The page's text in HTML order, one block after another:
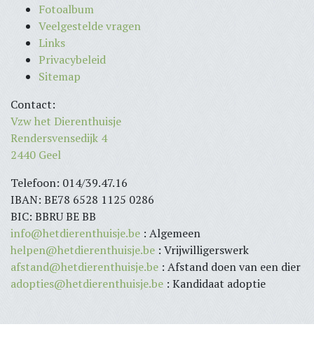
Fotoalbum
Veelgestelde vragen
Links
Privacybeleid
Sitemap
Contact:
Vzw het Dierenthuisje
Rendersvensedijk 4
2440 Geel
Telefoon: 014/39.47.16
IBAN: BE78 6528 1125 0286
BIC: BBRU BE BB
info@hetdierenthuisje.be : Algemeen
helpen@hetdierenthuisje.be : Vrijwilligerswerk
afstand@hetdierenthuisje.be : Afstand doen van een dier
adopties@hetdierenthuisje.be : Kandidaat adoptie